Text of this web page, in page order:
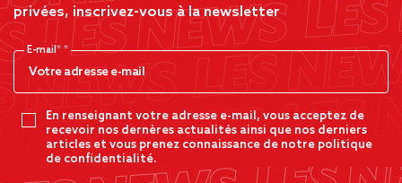
privées, inscrivez-vous à la newsletter
E-mail*
En renseignant votre adresse e-mail, vous acceptez de
recevoir nos dernères actualités ainsi que nos derniers
articles et vous prenez connaissance de notre politique
de confidentialité.